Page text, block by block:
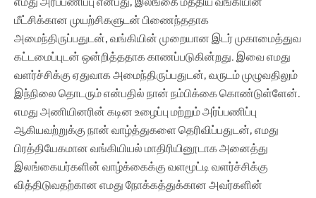
மீட்சிக்கான முயற்சிகளுடன் பிணைந்ததாக
அமைந்திருப்பதுடன், வங்கியின் முறையான இடர் முகாமைத்துவ
கட்டமைப்புடன் ஒன்றித்ததாக காணப்படுகின்றது. இவை எமது
வளர்ச்சிக்கு ஏதுவாக அமைந்திருப்பதுடன், வருடம் முழுவதிலும்
இந்நிலை தொடரும் என்பதில் நான் நம்பிக்கை கொண்டுள்ளேன்.
எமது அணியினரின் கடின உழைப்பு மற்றும் அர்ப்பணிப்பு
ஆகியவற்றுக்கு நான் வாழ்த்துகளை தெரிவிப்பதுடன், எமது
பிரத்தியேகமான வங்கியியல் மாதிரியினூடாக அனைத்து
இலங்கையர்களின் வாழ்க்கைக்கு வளமூட்டி வளர்ச்சிக்கு
வித்திடுவதற்கான எமது நோக்கத்துக்கான அவர்களின்